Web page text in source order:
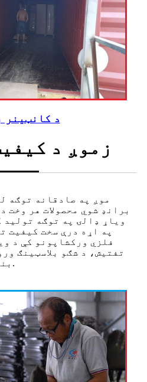
د کانټینر
زموږ د
موږ په صادقانه توګه
ویاړ ډالۍ په توګه تولید
په اړه درې سخت کیفیت
فلزي ورکشاپونو کې د
تفتیش، د شګو بلاسټینګ
بندۍ دمخه وروستی تفتیش.